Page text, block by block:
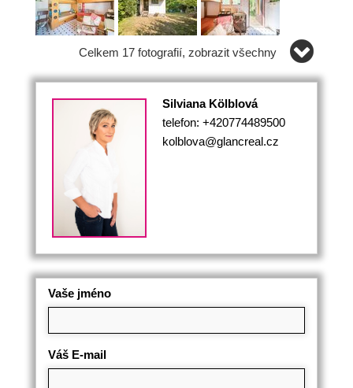
Celkem 17 fotografií, zobrazit všechny
Silviana Kölblová
telefon: +420774489500
kolblova@glancreal.cz
Vaše jméno
Váš E-mail